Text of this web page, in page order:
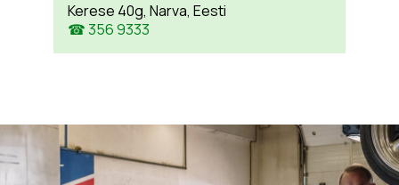
Kerese 40g, Narva, Eesti
☎ 356 9333